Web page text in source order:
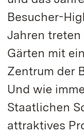
Besucher-
Jahren
Gärten mit
Zentrum der
Und wie
Staatlichen
attraktives